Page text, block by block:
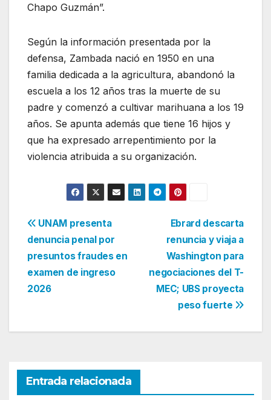
Chapo Guzmán”.
Según la información presentada por la
defensa, Zambada nació en 1950 en una
familia dedicada a la agricultura, abandonó la
escuela a los 12 años tras la muerte de su
padre y comenzó a cultivar marihuana a los 19
años. Se apunta además que tiene 16 hijos y
que ha expresado arrepentimiento por la
violencia atribuida a su organización.
Navegación
de
entradas
Ebrard descarta
renuncia y viaja a
Washington para
negociaciones del T-
MEC; UBS proyecta
peso fuerte
UNAM presenta
denuncia penal por
presuntos fraudes en
examen de ingreso
2026
Entrada relacionada